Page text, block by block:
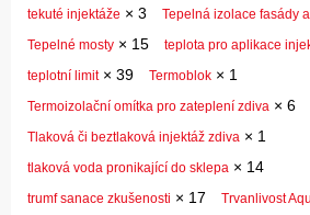
tekuté injektáže × 3 Tepelná izolace fasády
Tepelné mosty × 15 teplota pro aplikace
teplotní limit× 39 Termoblok × 1
Termoizolační omítka pro zateplení zdiva × 6
Tlaková či beztlaková injektáž zdiva × 1
tlaková voda pronikající do sklepa × 14
trumf sanace zkušenosti × 17 Trvanlivost